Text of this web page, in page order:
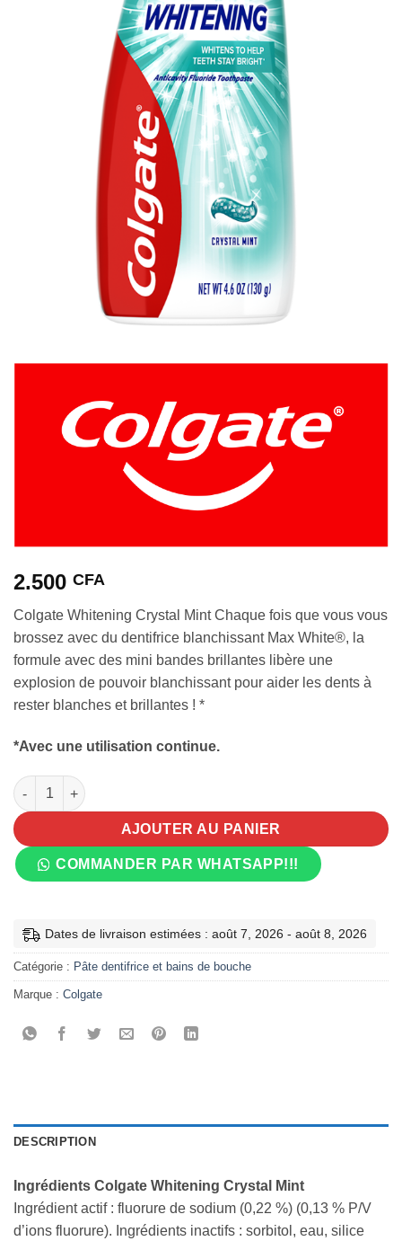
2.500 CFA
Colgate Whitening Crystal Mint Chaque fois que vous vous
brossez avec du dentifrice blanchissant Max White®, la
formule avec des mini bandes brillantes libère une
explosion de pouvoir blanchissant pour aider les dents à
rester blanches et brillantes ! *
*Avec une utilisation continue.
quantité de Colgate Whitening Crystal Mint 130 gr
AJOUTER AU PANIER
COMMANDER PAR WHATSAPP!!!
Dates de livraison estimées : août 7, 2026 - août 8, 2026
Catégorie : Pâte dentifrice et bains de bouche
Marque : Colgate
DESCRIPTION
Ingrédients Colgate Whitening Crystal Mint
Ingrédient actif : fluorure de sodium (0,22 %) (0,13 % P/V
d’ions fluorure). Ingrédients inactifs : sorbitol, eau, silice